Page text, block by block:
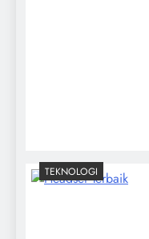
TEKNOLOGI